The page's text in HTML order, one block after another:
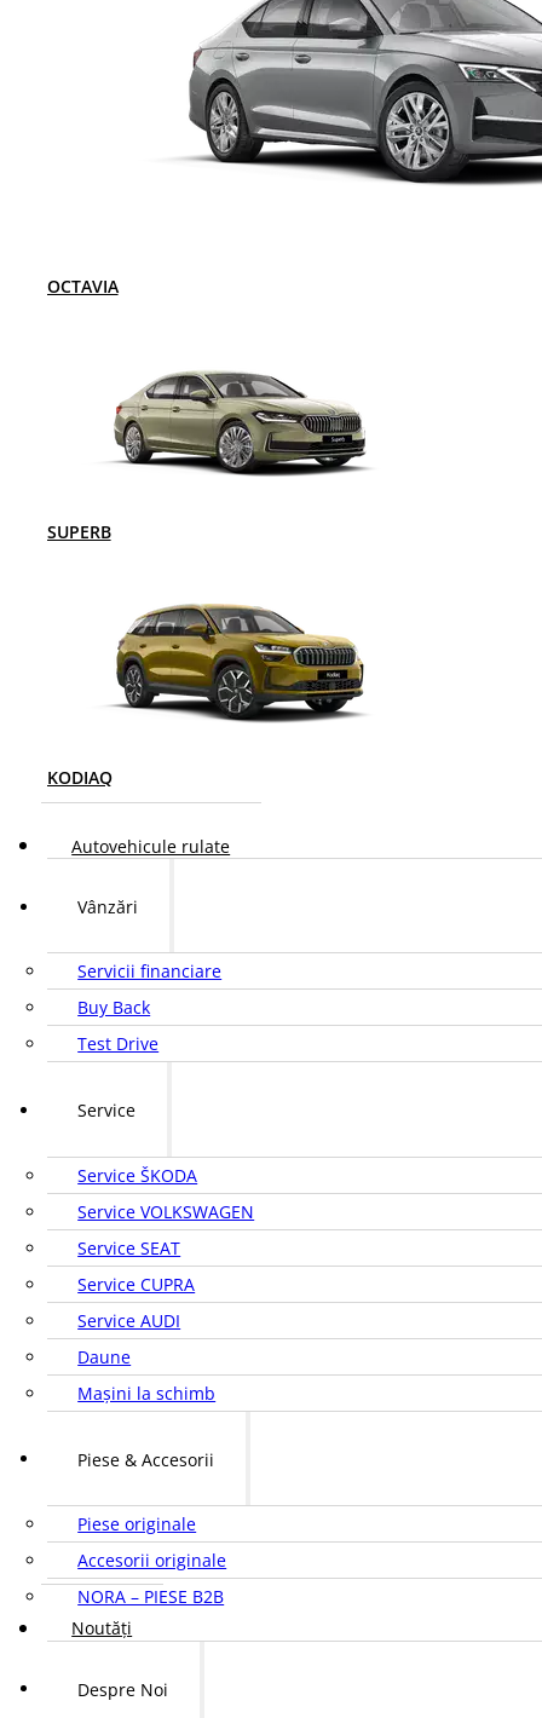
OCTAVIA
SUPERB
KODIAQ
Autovehicule rulate
Vânzări
Servicii financiare
Buy Back
Test Drive
Service
Service ŠKODA
Service VOLKSWAGEN
Service SEAT
Service CUPRA
Service AUDI
Daune
Mașini la schimb
Piese & Accesorii
Piese originale
Accesorii originale
NORA – PIESE B2B
Noutăți
Despre Noi